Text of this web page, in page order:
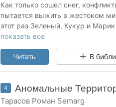
Как только сошел снег,
пытается выжить в жестоком
этот раз Зеленый, Кукур и
неизвестной аномалии.
показать все
Читать В
4 Аномальные
Тарасов Роман Semarg